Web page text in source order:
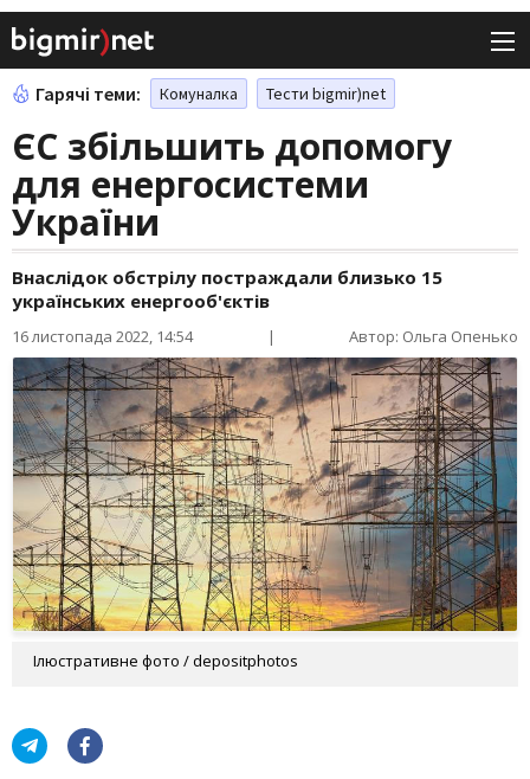
Гарячі теми: Комуналка Тести bigmir)net
ЄС збільшить допомогу
для енергосистеми
України
Внаслідок обстрілу постраждали близько 15
українських енергооб'єктів
16 листопада 2022, 14:54 | Автор: Ольга Опенько
Ілюстративне фото / depositphotos